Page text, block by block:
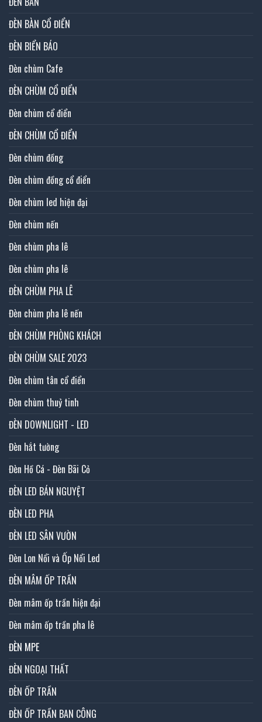
ĐÈN BÀN CỔ ĐIỂN
ĐÈN BIỂN BÁO
Đèn chùm Cafe
ĐÈN CHÙM CỔ ĐIỂN
Đèn chùm cổ điển
ĐÈN CHÙM CỔ ĐIỂN
Đèn chùm đồng
Đèn chùm đồng cổ điển
Đèn chùm led hiện đại
Đèn chùm nến
Đèn chùm pha lê
Đèn chùm pha lê
ĐÈN CHÙM PHA LÊ
Đèn chùm pha lê nến
ĐÈN CHÙM PHÒNG KHÁCH
ĐÈN CHÙM SALE 2023
Đèn chùm tân cổ điển
Đèn chùm thuỷ tinh
ĐÈN DOWNLIGHT - LED
Đèn hắt tường
Đèn Hồ Cá - Đèn Bãi Cỏ
ĐÈN LED BÁN NGUYỆT
ĐÈN LED PHA
ĐÈN LED SÂN VƯỜN
Đèn Lon Nổi và Ốp Nổi Led
ĐÈN MÂM ỐP TRẦN
Đèn mâm ốp trần hiện đại
Đèn mâm ốp trần pha lê
ĐÈN MPE
ĐÈN NGOẠI THẤT
ĐÈN ỐP TRẦN
ĐÈN ỐP TRẦN BAN CÔNG